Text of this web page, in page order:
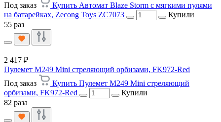
Под заказ
Купить Автомат Blaze Storm с мягкими пулями
на батарейках, Zecong Toys ZC7073
Купили
55 раз
2 417 ₽
Пулемет M249 Mini стреляющий орбизами, FK972-Red
Под заказ
Купить Пулемет M249 Mini стреляющий
орбизами, FK972-Red
Купили
82 раза